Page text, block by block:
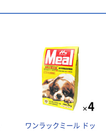
ワンラックミール ドッ